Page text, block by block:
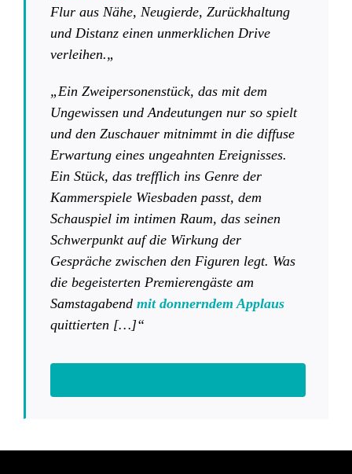
Flur aus Nähe, Neugierde, Zurückhaltung
und Distanz einen unmerklichen Drive
verleihen.„
„Ein Zweipersonenstück, das mit dem
Ungewissen und Andeutungen nur so spielt
und den Zuschauer mitnimmt in die diffuse
Erwartung eines ungeahnten Ereignisses.
Ein Stück, das trefflich ins Genre der
Kammerspiele Wiesbaden passt, dem
Schauspiel im intimen Raum, das seinen
Schwerpunkt auf die Wirkung der
Gespräche zwischen den Figuren legt. Was
die begeisterten Premierengäste am
Samstagabend mit donnerndem Applaus
quittierten […]“